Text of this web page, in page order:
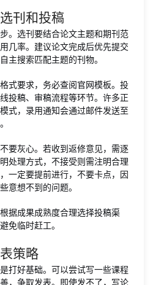
刊和投稿
。选刊要结合论文主题和期刊范
几率。建议论文完成后优先提交
主搜索匹配主题的刊物。
式要求，务必查阅官网模板。投
投稿、审稿流程等环节。许多正
式，录用通知会通过邮件发送至
要灰心。若收到返修意见，需逐
处理方式，不接受则需注明合理
一定要提前进行，不要卡点，因
意想不到的问题。
据成果成熟度合理选择投稿渠
免临时赶工。
策略
打好基础。可以尝试写一些课程
，争取发表。即使发不了，写论